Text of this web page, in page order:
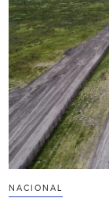
NACIONAL